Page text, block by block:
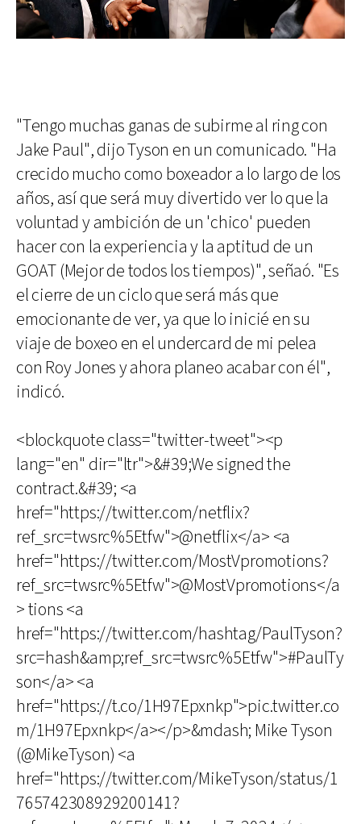
"Tengo muchas ganas de subirme al ring con
Jake Paul", dijo Tyson en un comunicado. "Ha
crecido mucho como boxeador a lo largo de los
años, así que será muy divertido ver lo que la
voluntad y ambición de un 'chico' pueden
hacer con la experiencia y la aptitud de un
GOAT (Mejor de todos los tiempos)", señaó. "Es
el cierre de un ciclo que será más que
emocionante de ver, ya que lo inicié en su
viaje de boxeo en el undercard de mi pelea
con Roy Jones y ahora planeo acabar con él",
indicó.
<blockquote class="twitter-tweet"><p
lang="en" dir="ltr">&#39;We signed the
contract.&#39; <a
href="https://twitter.com/netflix?
ref_src=twsrc%5Etfw">@netflix</a> <a
href="https://twitter.com/MostVpromotions?
ref_src=twsrc%5Etfw">@MostVpromotions</a
> tions <a
href="https://twitter.com/hashtag/PaulTyson?
src=hash&amp;ref_src=twsrc%5Etfw">#PaulTy
son</a> <a
href="https://t.co/1H97Epxnkp">pic.twitter.co
m/1H97Epxnkp</a></p>&mdash; Mike Tyson
(@MikeTyson) <a
href="https://twitter.com/MikeTyson/status/1
765742308929200141?